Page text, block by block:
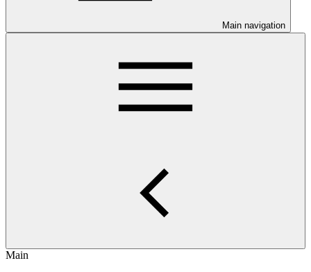
Main navigation
Main